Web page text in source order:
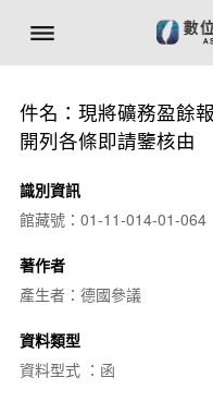
件名：現將礦務盈餘
開列各條即請鑒核由
識別資訊
館藏號：01-11-014-01-064
著作者
產生者：德國參議
資料類型
資料型式 ：函